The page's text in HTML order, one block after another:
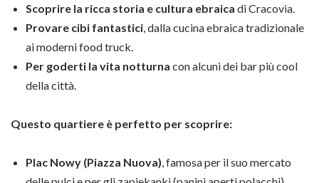
Scoprire la ricca storia e cultura ebraica di Cracovia.
Provare cibi fantastici , dalla cucina ebraica tradizionale
ai moderni food truck.
Per goderti la vita notturna con alcuni dei bar più cool
della città.
Questo quartiere è perfetto per scoprire:
Plac Nowy (Piazza Nuova), famosa per il suo mercato